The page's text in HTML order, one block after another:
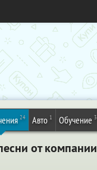
24 Авто 1 Обучение
от